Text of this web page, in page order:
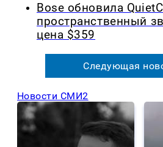
Bose обновила
пространственный
цена $359
Следующая
Новости СМИ2